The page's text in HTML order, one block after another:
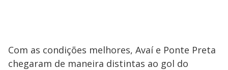
Com as condições melhores, Avaí e Ponte Preta
chegaram de maneira distintas ao gol do